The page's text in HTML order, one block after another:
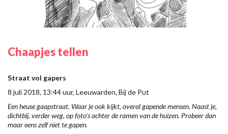
Chaapjes tellen
Straat vol gapers
8 juli 2018, 13:44 uur, Leeuwarden, Bij de Put
Een heuse gaapstraat. Waar je ook kijkt, overal gapende mensen. Naast je,
dichtbij, verder weg, op foto’s achter de ramen van de huizen. Probeer dan
maar eens zelf niet te gapen.